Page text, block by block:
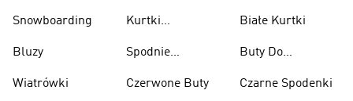
Snowboarding
Bluzy
Wiatrówki
Kurtki
Spodnie
Czerwone Buty
Ciężarów
Białe Kurtki
Buty Do
Czarne Spodenki